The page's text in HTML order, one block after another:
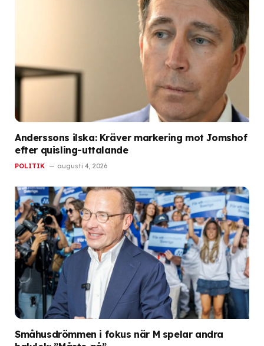
Anderssons ilska: Kräver markering mot Jomshof
efter quisling-uttalande
POLITIK augusti 4, 2026
Småhusdrömmen i fokus när M spelar andra